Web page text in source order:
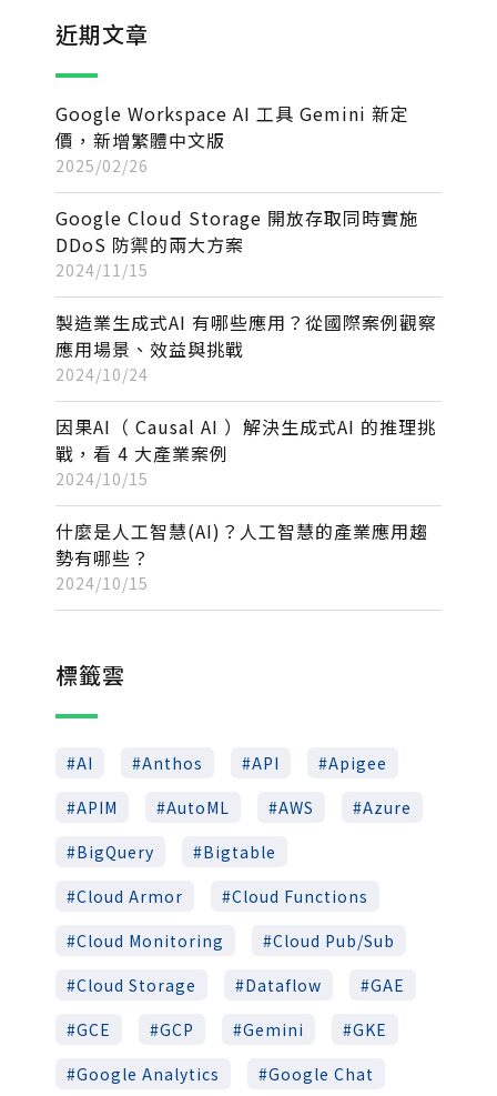
近期文章
Google Workspace AI 工具 Gemini 新定
價，新增繁體中文版
2025/02/26
Google Cloud Storage 開放存取同時實施
DDoS 防禦的兩大方案
2024/11/15
製造業生成式AI 有哪些應用？從國際案例觀察
應用場景、效益與挑戰
2024/10/24
因果AI（ Causal AI ）解決生成式AI 的推理挑
戰，看 4 大產業案例
2024/10/15
什麼是人工智慧(AI)？人工智慧的產業應用趨
勢有哪些？
2024/10/15
標籤雲
AI Anthos API
Apigee
APIM
AutoML AWS
Azure
BigQuery
Bigtable
Cloud Armor
Cloud Functions
Cloud Monitoring
Cloud Pub/Sub
Cloud Storage
Dataflow
GAE
GCE
GCP Gemini
GKE
Google Analytics
Google Chat